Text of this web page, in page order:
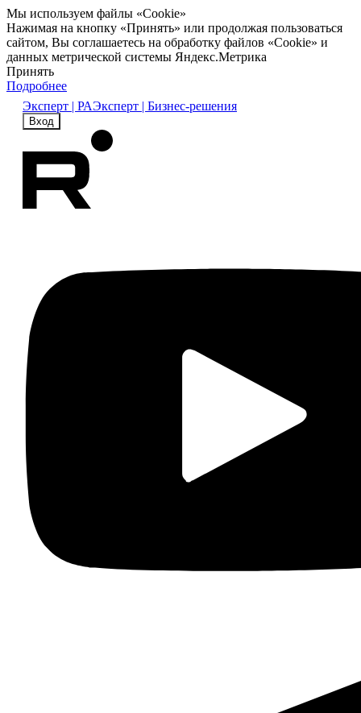
Мы используем файлы «Cookie»
Нажимая на кнопку «Принять» или продолжая пользоваться
сайтом, Вы соглашаетесь на обработку файлов «Cookie» и
данных метрической системы Яндекс.Метрика
Принять
Подробнее
Эксперт | РАЭксперт | Бизнес-решения
Вход